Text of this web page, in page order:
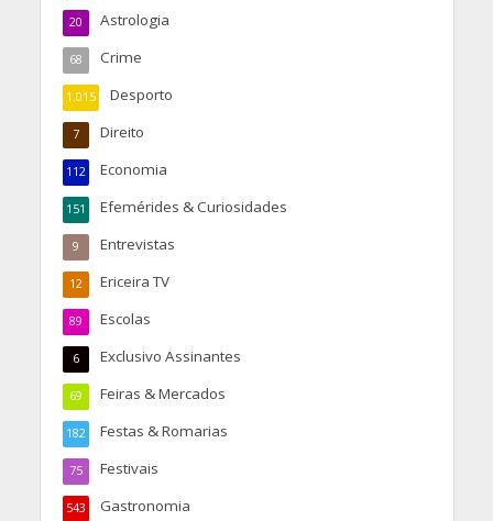
Astrologia
20
Crime
68
Desporto
1.015
Direito
7
Economia
112
Efemérides & Curiosidades
151
Entrevistas
9
Ericeira TV
12
Escolas
89
Exclusivo Assinantes
6
Feiras & Mercados
69
Festas & Romarias
182
Festivais
75
Gastronomia
543